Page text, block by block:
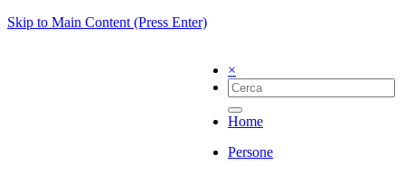
Skip to Main Content (Press Enter)
×
Home
Persone